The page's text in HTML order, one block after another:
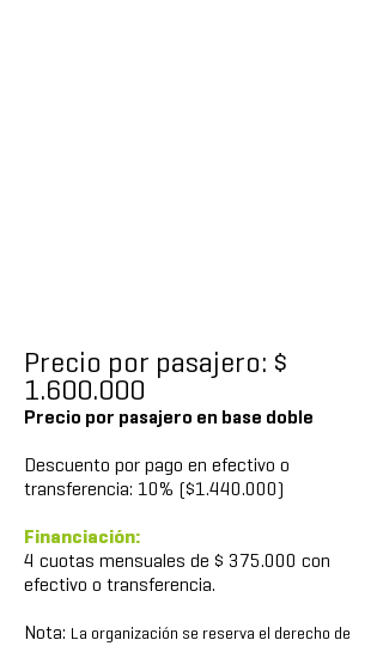
Precio por pasajero: $
1.600.000
Precio por pasajero en base doble
Descuento por pago en efectivo o
transferencia: 10% ($1.440.000)
Financiación:
4 cuotas mensuales de $ 375.000 con
efectivo o transferencia.
Nota: La organización se reserva el derecho de